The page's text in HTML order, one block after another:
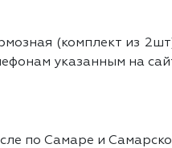
(комплект из
указанным на
по Самаре и